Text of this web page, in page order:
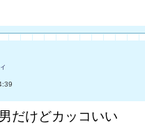
けどカッコいい